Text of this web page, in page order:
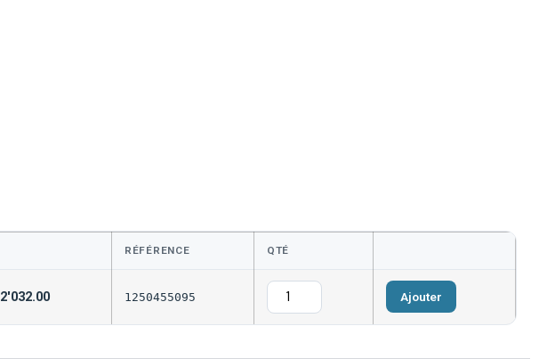
RÉFÉRENCE QTÉ
2'032.00 1250455095 Ajouter